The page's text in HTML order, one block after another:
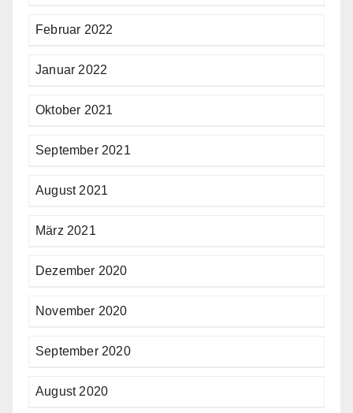
Februar 2022
Januar 2022
Oktober 2021
September 2021
August 2021
März 2021
Dezember 2020
November 2020
September 2020
August 2020